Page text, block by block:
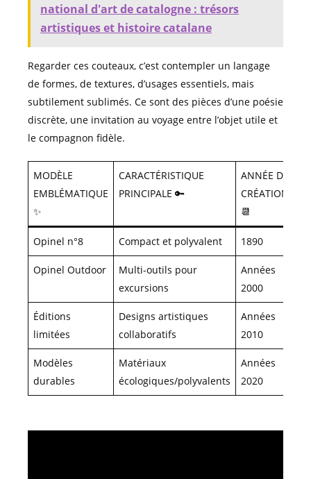
national d'art de catalogne : trésors
artistiques et histoire catalane
Regarder ces couteaux, c’est contempler un langage
de formes, de textures, d’usages essentiels, mais
subtilement sublimés. Ce sont des pièces d’une poésie
discrète, une invitation au voyage entre l’objet utile et
le compagnon fidèle.
MODÈLE
EMBLÉMATIQUE
✨
CARACTÉRISTIQUE
PRINCIPALE 🔑
ANNÉE DE
CRÉATION
📆
Opinel n°8 Compact et polyvalent 1890
Opinel Outdoor
Multi-outils pour
excursions
Années
2000
Éditions
limitées
Designs artistiques
collaboratifs
Années
2010
Modèles
durables
Matériaux
écologiques/polyvalents
Années
2020